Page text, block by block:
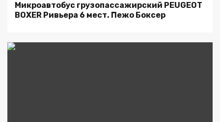
Микроавтобус грузопассажирский PEUGEOT
BOXER Ривьера 6 мест. Пежо Боксер